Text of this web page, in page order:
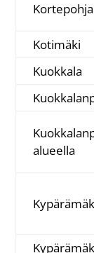
Kortepohja
Kotimäki
Kuokkala
alueella